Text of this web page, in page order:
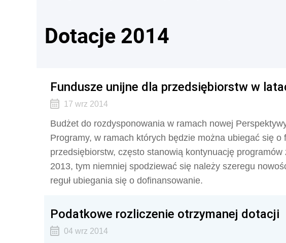
Dotacje 2014
Fundusze unijne dla przedsiębiorstw w
17 wrz 2014
Budżet do rozdysponowania w ramach nowej
Programy, w ramach których będzie można ubiegać się o
przedsiębiorstw, często stanowią kontynuację
2013, tym niemniej spodziewać się należy szeregu
reguł ubiegania się o dofinansowanie.
Podatkowe rozliczenie otrzymanej dotacji
04 wrz 2014